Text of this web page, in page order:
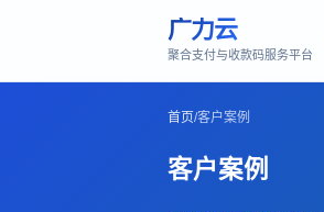
广力云
聚合支付与收款码服务平台
首页/客户案例
客户案例